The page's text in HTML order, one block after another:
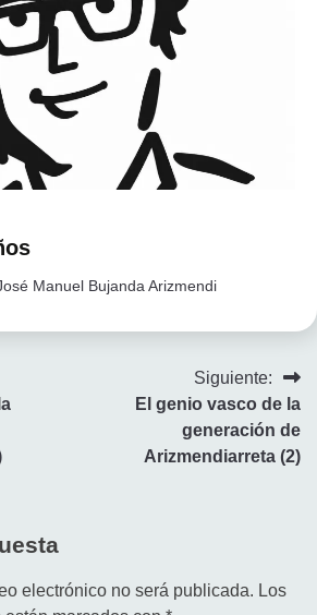
Manuel Bujanda Arizmendi
Siguiente:
El genio vasco de la
generación de
Arizmendiarreta (2)
electrónico no será publicada. Los